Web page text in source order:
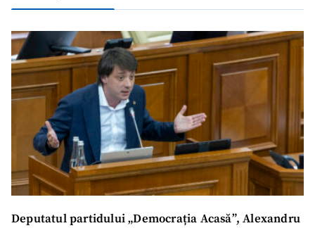
Deputatul partidului „Democrația Acasă”, Alexandru